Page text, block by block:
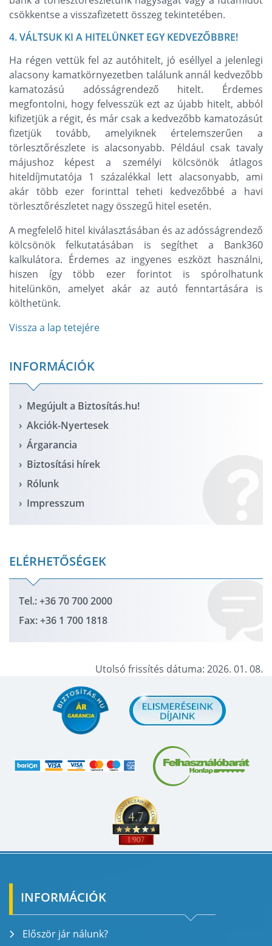
csökkentse a visszafizetett összeg tekintetében.
4. VÁLTSUK KI A HITELÜNKET EGY KEDVEZŐBBRE!
Ha régen vettük fel az autóhitelt, jó eséllyel a jelenlegi
alacsony kamatkörnyezetben találunk annál kedvezőbb
kamatozású adósságrendező hitelt. Érdemes
megfontolni, hogy felvesszük ezt az újabb hitelt, abból
kifizetjük a régit, és már csak a kedvezőbb kamatozásút
fizetjük tovább, amelyiknek értelemszerűen a
törlesztőrészlete is alacsonyabb. Például csak tavaly
májushoz képest a személyi kölcsönök átlagos
hiteldíjmutatója 1 százalékkal lett alacsonyabb, ami
akár több ezer forinttal teheti kedvezőbbé a havi
törlesztőrészletet nagy összegű hitel esetén.
A megfelelő hitel kiválasztásában és az adósságrendező
kölcsönök felkutatásában is segíthet a Bank360
kalkulátora. Érdemes az ingyenes eszközt használni,
hiszen így több ezer forintot is spórolhatunk
hitelünkön, amelyet akár az autó fenntartására is
költhetünk.
Vissza a lap tetejére
INFORMÁCIÓK
Megújult a Biztosítás.hu!
Akciók-Nyertesek
Árgarancia
Biztosítási hírek
Rólunk
Impresszum
ELÉRHETŐSÉGEK
Tel.: +36 70 700 2000
Fax: +36 1 700 1818
Utolsó frissítés dátuma: 2026. 01. 08.
INFORMÁCIÓK
Először jár nálunk?